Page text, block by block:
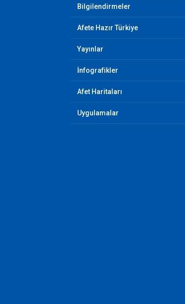
Bilgilendirmeler
Afete Hazır Türkiye
Yayınlar
İnfografikler
Afet Haritaları
Uygulamalar